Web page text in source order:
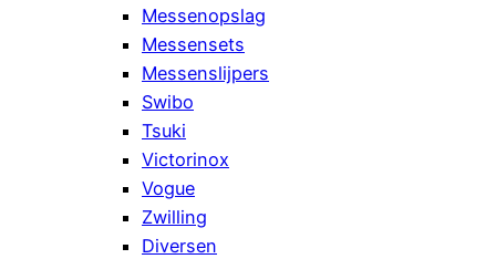
Messenopslag
Messensets
Messenslijpers
Swibo
Tsuki
Victorinox
Vogue
Zwilling
Diversen